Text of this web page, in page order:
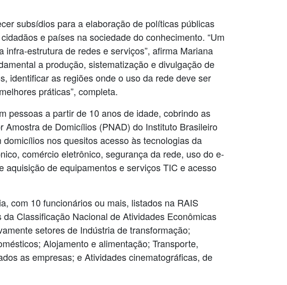
subsídios para a elaboração de políticas públicas
e países na sociedade do conhecimento. “Um
estrutura de redes e serviços”, afirma Mariana
a produção, sistematização e divulgação de
identificar as regiões onde o uso da rede deve ser
práticas”, completa.
pessoas a partir de 10 anos de idade, cobrindo as
de Domicílios (PNAD) do Instituto Brasileiro
nos quesitos acesso às tecnologias da
comércio eletrônico, segurança da rede, uso do e-
de equipamentos e serviços TIC e acesso
com 10 funcionários ou mais, listados na RAIS
Classificação Nacional de Atividades Econômicas
setores de Indústria de transformação;
Alojamento e alimentação; Transporte,
as empresas; e Atividades cinematográficas, de